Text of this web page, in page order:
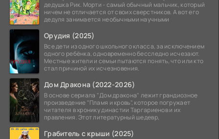
дедушка Рик. Морти - самый обычный мальчик, который
ничем не отличается от своих сверстников. А вот его
дедуля занимается необычными научными
Орудия (2025)
Все дети из одного школьного класса, за исключением
одного ребёнка, одновременно бесследно исчезают.
Местные жители и семьи пытаются понять, что или кто
стал причиной их исчезновения.
Дом Дракона (2022-2026)
В основе сериала "Дом дракона" лежит грандиозное
произведение "Пламя и кровь", которое погружает
читателя в хронику династии Таргариенов и их
правления. Этот литературный шедевр,
Грабитель с крыши (2025)